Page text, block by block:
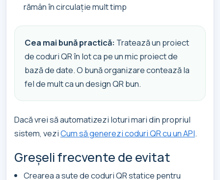
rămân în circulație mult timp
Cea mai bună practică: Tratează un proiect
de coduri QR în lot ca pe un mic proiect de
bază de date. O bună organizare contează la
fel de mult ca un design QR bun.
Dacă vrei să automatizezi loturi mari din propriul
sistem, veziCum să generezi coduri QR cu un API.
Greșeli frecvente de evitat
Crearea a sute de coduri QR statice pentru